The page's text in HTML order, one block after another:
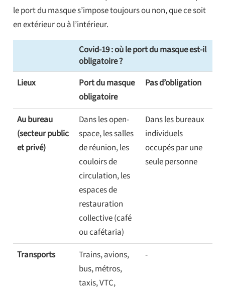
le port du masque s’impose toujours ou non, que ce soit
en extérieur ou à l’intérieur.
Covid-19 : où le port du masque est-il
obligatoire ?
Lieux
Port du masque
obligatoire
Pas d’obligation
Au bureau
(secteur public
et privé)
Dans les open-
space, les salles
de réunion, les
couloirs de
circulation, les
espaces de
restauration
collective (café
ou cafétaria)
Dans les bureaux
individuels
occupés par une
seule personne
Transports
Trains, avions,
bus, métros,
taxis, VTC,
-